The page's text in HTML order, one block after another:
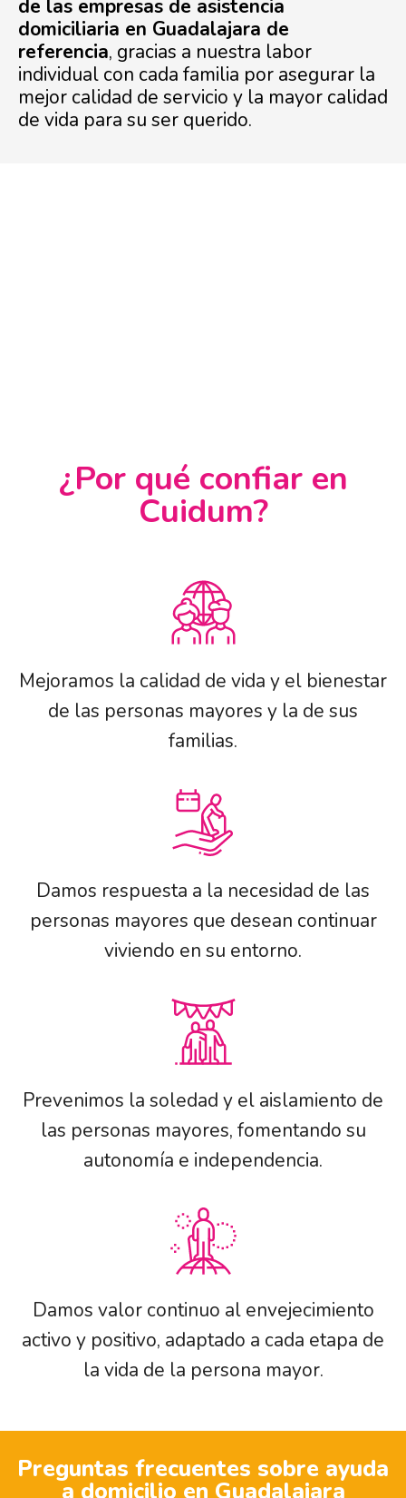
de las empresas de asistencia
domiciliaria en Guadalajara de
referencia, gracias a nuestra labor
individual con cada familia por asegurar la
mejor calidad de servicio y la mayor calidad
de vida para su ser querido.
¿Por qué confiar en
Cuidum?
Mejoramos la calidad de vida y el bienestar
de las personas mayores y la de sus
familias.
Damos respuesta a la necesidad de las
personas mayores que desean continuar
viviendo en su entorno.
Prevenimos la soledad y el aislamiento de
las personas mayores, fomentando su
autonomía e independencia.
Damos valor continuo al envejecimiento
activo y positivo, adaptado a cada etapa de
la vida de la persona mayor.
Preguntas frecuentes sobre ayuda
a domicilio en Guadalajara